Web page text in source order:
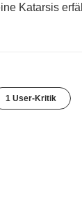
Katarsis
1 User-Kritik